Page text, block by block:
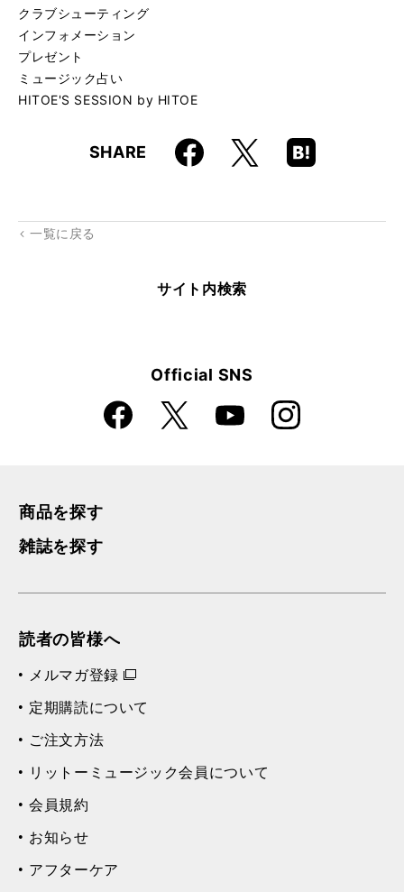
クラブシューティング
インフォメーション
プレゼント
ミュージック占い
HITOE'S SESSION by HITOE
SHARE Faceboo
k
X
Hatena
Boo
一覧に戻る
サイト内検索
Official SNS
Faceboo
k
X YouTube Instagra
m
商品を探す
雑誌を探す
読者の皆様へ
メルマガ登録
定期購読について
ご注文方法
リットーミュージック会員について
会員規約
お知らせ
アフターケア